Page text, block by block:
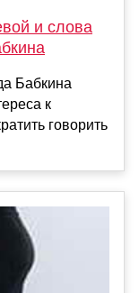
и слова
Бабкина
к
говорить